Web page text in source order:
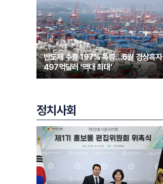
반도체 수출 197% 폭증…6월 경상흑자
497억달러 ‘역대 최대’
정치사회